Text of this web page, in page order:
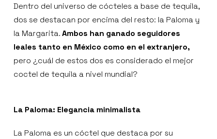
Dentro del universo de cócteles a base de tequila,
dos se destacan por encima del resto: la Paloma y
la Margarita.Ambos han ganado seguidores
leales tanto en México como en el extranjero,
pero ¿cuál de estos dos es considerado el mejor
coctel de tequila a nivel mundial?
La Paloma: Elegancia minimalista
La Paloma es un cóctel que destaca por su